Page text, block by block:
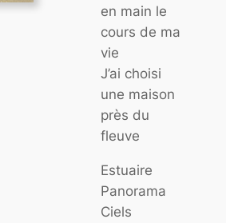
en main le
cours de ma
vie
J’ai choisi
une maison
près du
fleuve
Estuaire
Panorama
Ciels